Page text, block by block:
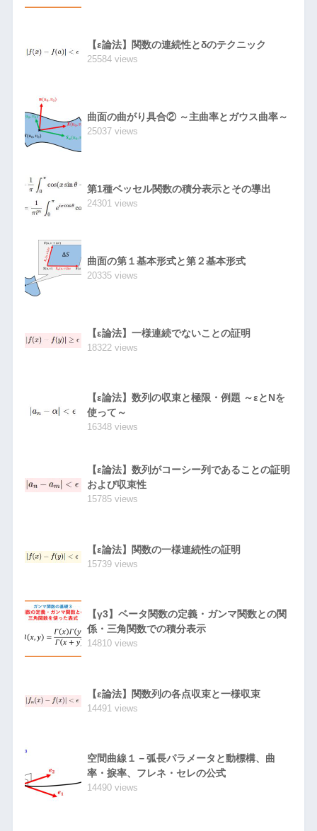
【ε論法】関数の連続性とδのテクニック
25584 views
曲面の曲がり具合② ～主曲率とガウス曲率～
25037 views
第1種ベッセル関数の積分表示とその導出
24301 views
曲面の第１基本形式と第２基本形式
20335 views
【ε論法】一様連続でないことの証明
18322 views
【ε論法】数列の収束と極限・例題 ～εとNを
使って～
16348 views
【ε論法】数列がコーシー列であることの証明
および収束性
15785 views
【ε論法】関数の一様連続性の証明
15739 views
【γ3】ベータ関数の定義・ガンマ関数との関
係・三角関数での積分表示
14810 views
【ε論法】関数列の各点収束と一様収束
14491 views
空間曲線１－弧長パラメータと動標構、曲
率・捩率、フレネ・セレの公式
14490 views